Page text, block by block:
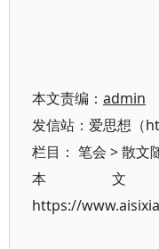
本文责编： admin
发信站：爱思想（
栏目： 笔会 >散文
本
https://